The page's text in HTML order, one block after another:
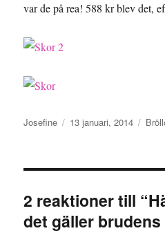
var de på rea! 588 kr blev det,
Författare
Josefine
Publicerat
13 januari, 2014
2 reaktioner till
det gäller